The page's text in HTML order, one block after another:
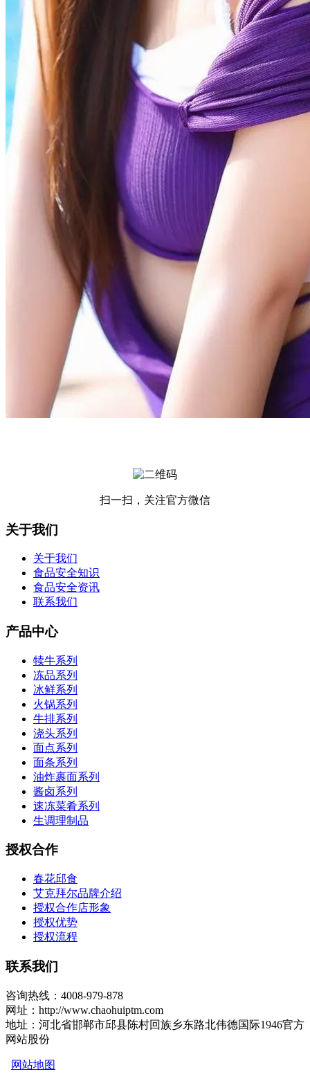
扫一扫，关注官方微信
关于我们
关于我们
食品安全知识
食品安全资讯
联系我们
产品中心
犊牛系列
冻品系列
冰鲜系列
火锅系列
牛排系列
浇头系列
面点系列
面条系列
油炸裹面系列
酱卤系列
速冻菜肴系列
生调理制品
授权合作
春花邱食
艾克拜尔品牌介绍
授权合作店形象
授权优势
授权流程
联系我们
咨询热线：4008-979-878
网址：http://www.chaohuiptm.com
地址：河北省邯郸市邱县陈村回族乡东路北伟德国际1946官方
网站股份
网站地图